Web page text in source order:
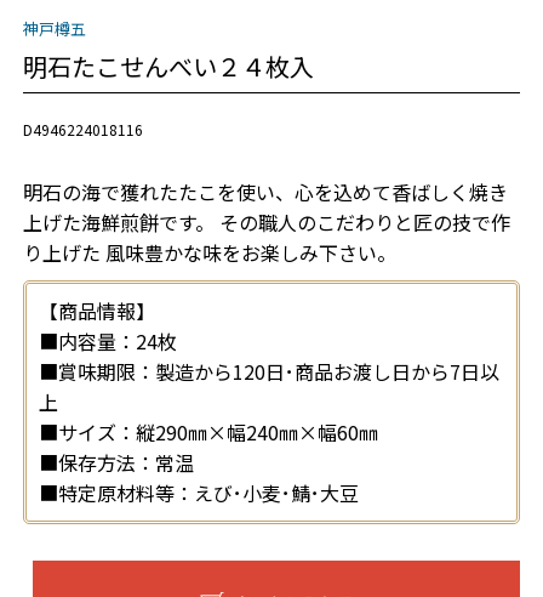
神戸樽五
明石たこせんべい２４枚入
D4946224018116
明石の海で獲れたたこを使い、心を込めて香ばしく焼き
上げた海鮮煎餅です。 その職人のこだわりと匠の技で作
り上げた 風味豊かな味をお楽しみ下さい。
【商品情報】
■内容量：24枚
■賞味期限：製造から120日･商品お渡し日から7日以
上
■サイズ：縦290㎜×幅240㎜×幅60㎜
■保存方法：常温
■特定原材料等：えび･小麦･鯖･大豆